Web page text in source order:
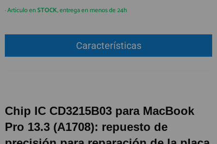
GUÍA DE COMPRA
(+34)912 477 744
info@preciosadictos.com
REGISTRO PROFESIONAL
· Artículo enSTOCK, entrega en menos de 24h
Características
Chip IC CD3215B03 para MacBook
Pro 13.3 (A1708): repuesto de